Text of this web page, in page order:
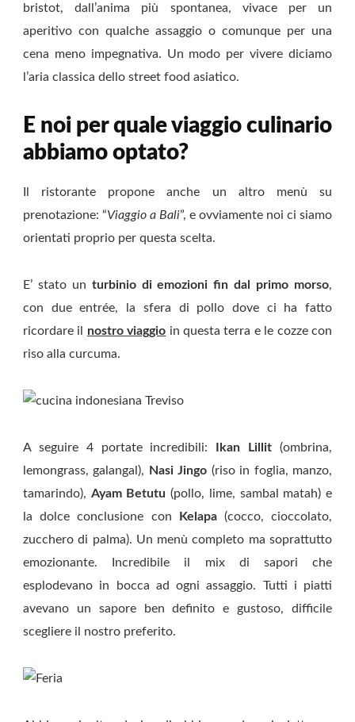
bristot, dall’anima più spontanea, vivace per un
aperitivo con qualche assaggio o comunque per una
cena meno impegnativa. Un modo per vivere diciamo
l’aria classica dello street food asiatico.
E noi per quale viaggio culinario
abbiamo optato?
Il ristorante propone anche un altro menù su
prenotazione: “Viaggio a Bali”, e ovviamente noi ci siamo
orientati proprio per questa scelta.
E’ stato un turbinio di emozioni fin dal primo morso,
con due entrée, la sfera di pollo dove ci ha fatto
ricordare il nostro viaggio in questa terra e le cozze con
riso alla curcuma.
A seguire 4 portate incredibili: Ikan Lillit (ombrina,
lemongrass, galangal),
Nasi Jingo (riso in foglia, manzo,
tamarindo), Ayam Betutu (pollo, lime, sambal matah) e
la dolce conclusione con
Kelapa(cocco, cioccolato,
zucchero di palma). Un menù completo ma soprattutto
emozionante. Incredibile il mix di sapori che
esplodevano in bocca ad ogni assaggio. Tutti i piatti
avevano un sapore ben definito e gustoso, difficile
scegliere il nostro preferito.